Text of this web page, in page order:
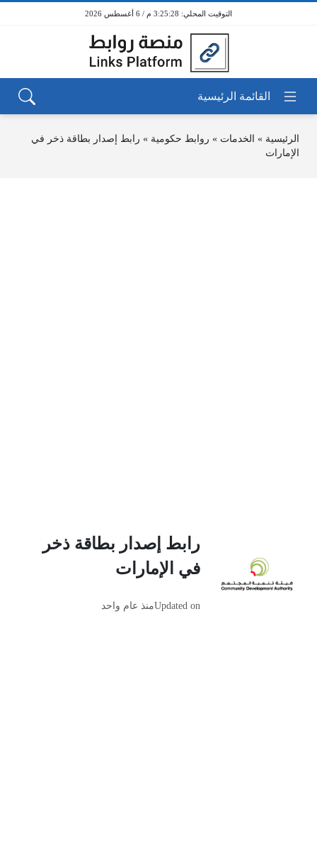
3:25:28 م / 6 أغسطس 2026
الرئيسية » الخدمات » روابط حكومية » رابط إصدار بطاقة ذخر في
الإمارات
رابط إصدار بطاقة ذخر
في الإمارات
Updated onمنذ عام واحد